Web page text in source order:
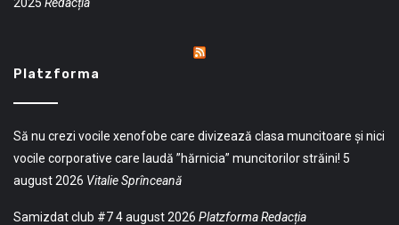
Platzforma
Să nu crezi vocile xenofobe care divizează clasa muncitoare și nici
vocile corporative care laudă ”hărnicia” muncitorilor străini! 5
august 2026 Vitalie Sprînceană
Samizdat club #74 august 2026 Platzforma Redacția